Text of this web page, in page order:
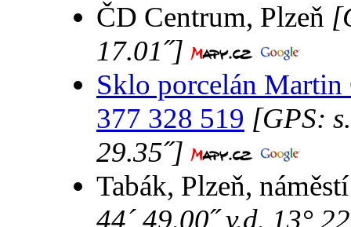
ČD Centrum, Plzeň
17.01˝]
Sklo porcelán Martin
377 328 519 [GPS:
29.35˝]
Tabák, Plzeň,
44´ 49.00˝ v.d. 13°